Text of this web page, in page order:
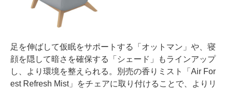
足を伸ばして仮眠をサポートする「オットマン」や、寝
顔を隠して暗さを確保する「シェード」もラインアップ
し、より環境を整えられる。別売の香りミスト「Air For
est Refresh Mist」をチェアに取り付けることで、よりリ